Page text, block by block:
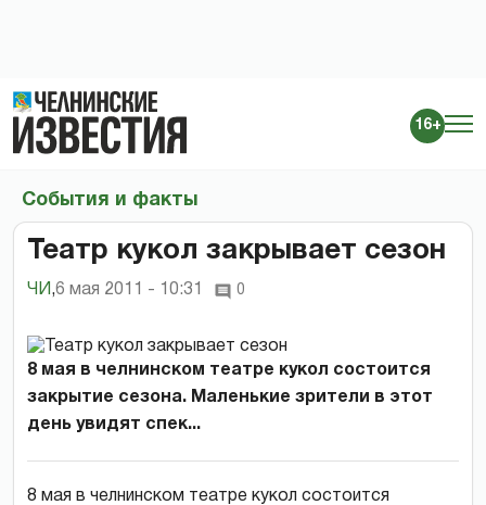
16+
События и факты
Театр кукол закрывает сезон
ЧИ ,6 мая 2011 - 10:31 0
8 мая в челнинском театре кукол состоится
закрытие сезона. Маленькие зрители в этот
день увидят спек...
8 мая в челнинском театре кукол состоится